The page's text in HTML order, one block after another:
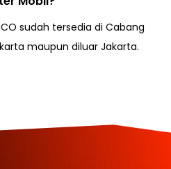
sudah tersedia di Cabang
maupun diluar Jakarta.​